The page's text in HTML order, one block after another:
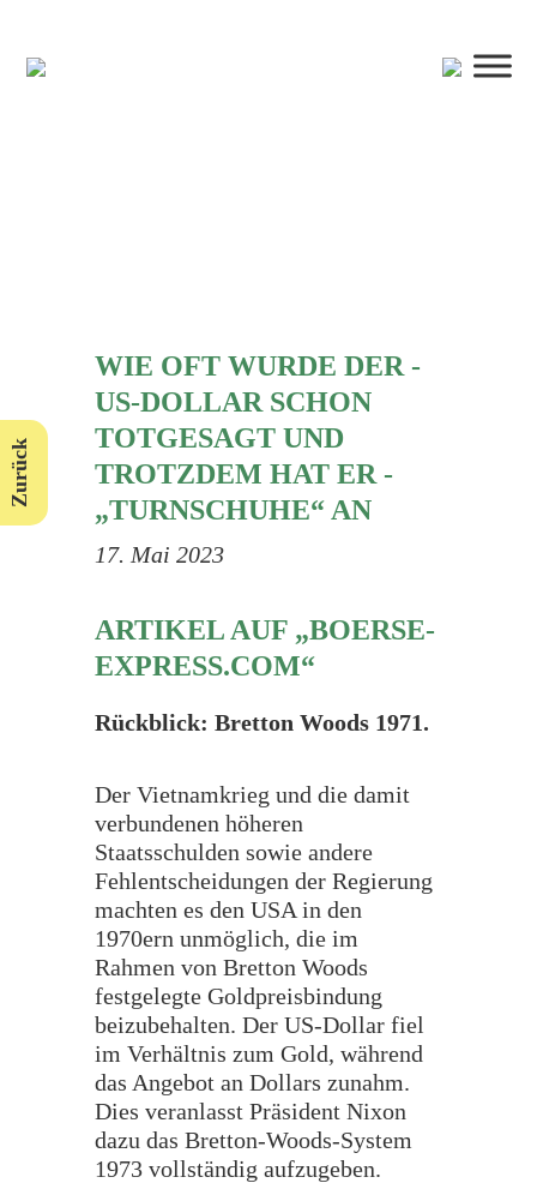
WIE OFT WURDE DER ­
US-DOLLAR SCHON
TOTGESAGT UND
TROTZDEM HAT ER ­
„TURNSCHUHE“ AN
17. Mai 2023
ARTIKEL AUF „BOERSE-
EXPRESS.COM“
Rückblick: Bretton Woods 1971.
Der Vietnamkrieg und die damit
verbundenen höheren
Staatsschulden sowie andere
Fehlentscheidungen der Regierung
machten es den USA in den
1970ern unmöglich, die im
Rahmen von Bretton Woods
festgelegte Goldpreisbindung
beizubehalten. Der US-Dollar fiel
im Verhältnis zum Gold, während
das Angebot an Dollars zunahm.
Dies veranlasst Präsident Nixon
dazu das Bretton-Woods-System
1973 vollständig aufzugeben.
Zurück